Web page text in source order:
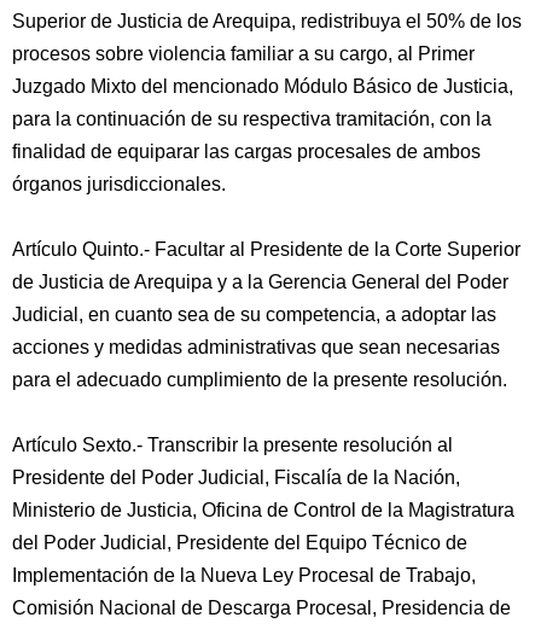
Superior de Justicia de Arequipa, redistribuya el 50% de los
procesos sobre violencia familiar a su cargo, al Primer
Juzgado Mixto del mencionado Módulo Básico de Justicia,
para la continuación de su respectiva tramitación, con la
finalidad de equiparar las cargas procesales de ambos
órganos jurisdiccionales.
Artículo Quinto.- Facultar al Presidente de la Corte Superior
de Justicia de Arequipa y a la Gerencia General del Poder
Judicial, en cuanto sea de su competencia, a adoptar las
acciones y medidas administrativas que sean necesarias
para el adecuado cumplimiento de la presente resolución.
Artículo Sexto.- Transcribir la presente resolución al
Presidente del Poder Judicial, Fiscalía de la Nación,
Ministerio de Justicia, Oficina de Control de la Magistratura
del Poder Judicial, Presidente del Equipo Técnico de
Implementación de la Nueva Ley Procesal de Trabajo,
Comisión Nacional de Descarga Procesal, Presidencia de